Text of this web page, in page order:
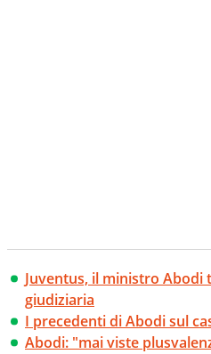
Juventus, il ministro Abodi
giudiziaria
I precedenti di Abodi sul
Abodi: "mai viste